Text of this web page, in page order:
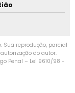
Sua reprodução, parcial
do autor.
Penal – Lei 9610/98 -